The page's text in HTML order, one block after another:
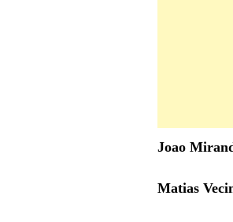
Joao
Matias